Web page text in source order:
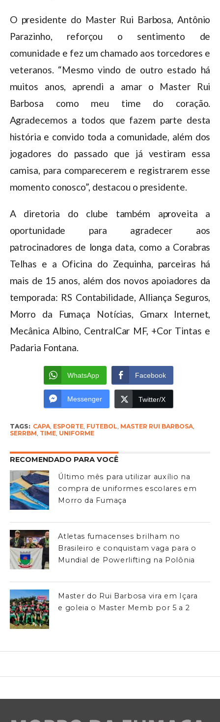
O presidente do Master Rui Barbosa, Antônio
Parazinho, reforçou o sentimento de
comunidade e fez um chamado aos torcedores e
veteranos. “Mesmo vindo de outro estado há
muitos anos, aprendi a amar o Master Rui
Barbosa como meu time do coração.
Agradecemos a todos que fazem parte desta
história e convido toda a comunidade, além dos
jogadores do passado que já vestiram essa
camisa, para comparecerem e registrarem esse
momento conosco”, destacou o presidente.
A diretoria do clube também aproveita a
oportunidade para agradecer aos
patrocinadores de longa data, como a Corabras
Telhas e a Oficina do Zequinha, parceiras há
mais de 15 anos, além dos novos apoiadores da
temporada: RS Contabilidade, Alliança Seguros,
Morro da Fumaça Notícias, Gmarx Internet,
Mecânica Albino, CentralCar MF, +Cor Tintas e
Padaria Fontana.
WhatsApp Facebook
Messenger Twitter/X
TAGS: CAPA, ESPORTE, FUTEBOL MASTER RUI BARBOSA,
SERRBM TIME, UNIFORME
RECOMENDADO PARA VOCÊ
Último mês para utilizar auxílio na
compra de uniformes escolares em
Morro da Fumaça
Atletas fumacenses brilham no
Brasileiro e conquistam vaga para o
Mundial de Powerlifting na Polônia
Master do Rui Barbosa vira em Içara
e goleia o Master Memb por 5 a 2